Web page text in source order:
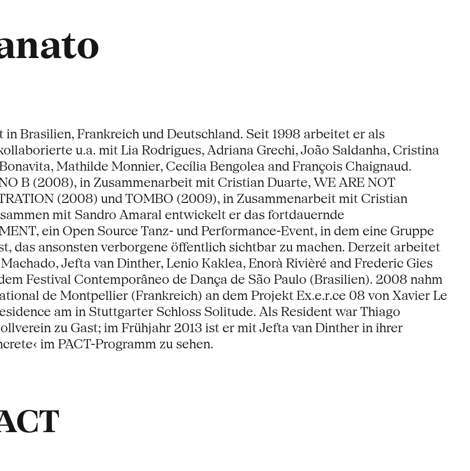
Brasilien, Frankreich und Deutschland. Seit 1998 arbeitet er als
u.a. mit Lia Rodrigues, Adriana Grechi, João Saldanha, Cristina
Mathilde Monnier, Cecília Bengolea and François Chaignaud.
B (2008), in Zusammenarbeit mit Cristian Duarte, WE ARE NOT
(2008) und TOMBO (2009), in Zusammenarbeit mit Cristian
mit Sandro Amaral entwickelt er das fortdauernde
ein Open Source Tanz- und Performance-Event, in dem eine Gruppe
das ansonsten verborgene öffentlich sichtbar zu machen. Derzeit arbeitet
Jefta van Dinther, Lenio Kaklea, Enorà Rivièré and Frederic Gies
Festival Contemporâneo de Dança de São Paulo (Brasilien). 2008 nahm
de Montpellier (Frankreich) an dem Projekt Ex.e.r.ce 08 von Xavier Le
am in Stuttgarter Schloss Solitude. Als Resident war Thiago
zu Gast; im Frühjahr 2013 ist er mit Jefta van Dinther in ihrer
im PACT-Programm zu sehen.